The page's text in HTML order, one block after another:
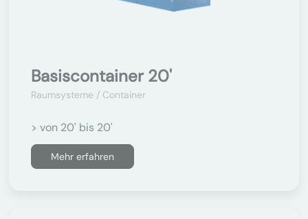
Basiscontainer 20'
Raumsysteme / Container
> von 20' bis 20'
Mehr erfahren